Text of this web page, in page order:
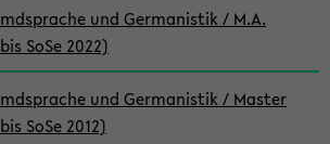
und Germanistik / M.A.
SoSe 2022)
und Germanistik / Master
SoSe 2012)